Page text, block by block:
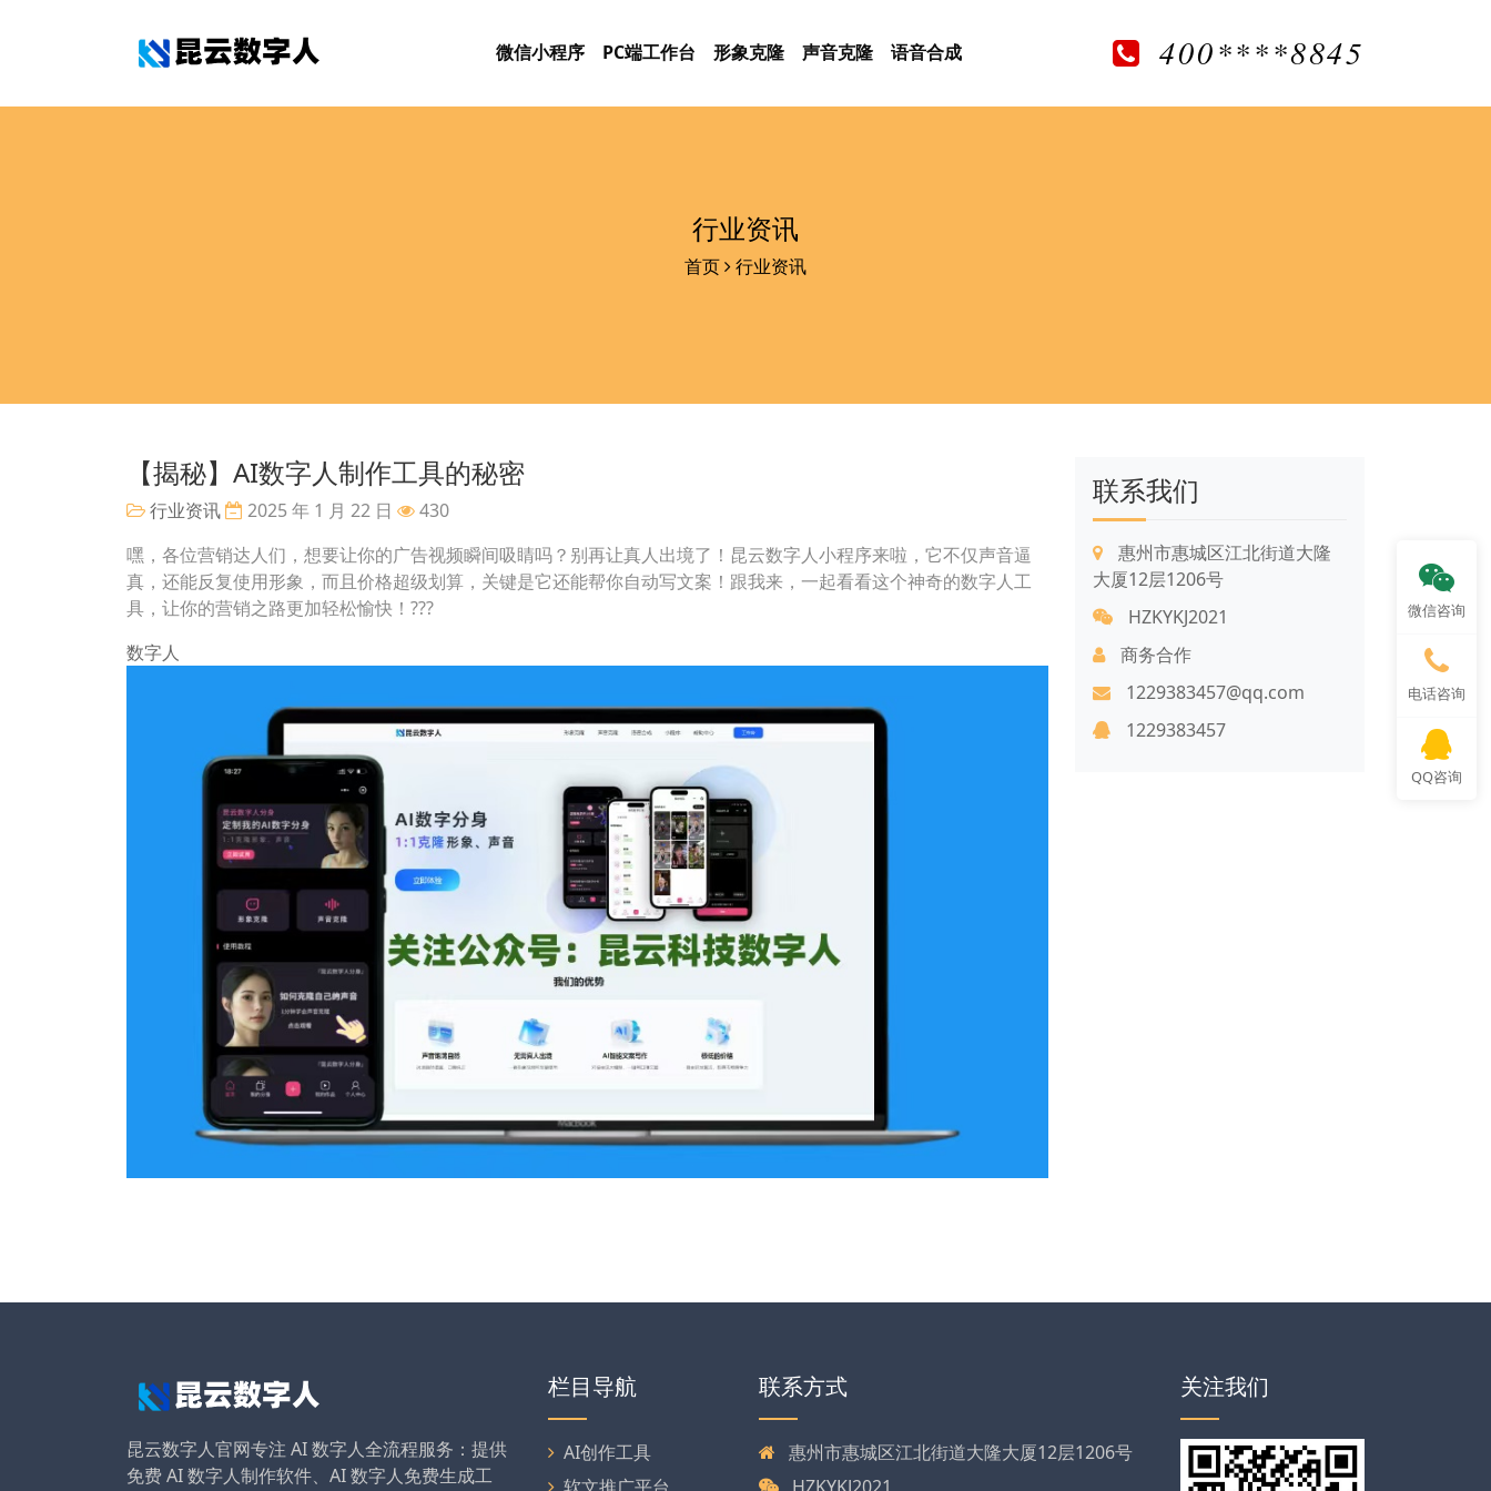
微信小程序 PC端工作台 形象克隆 声音克隆 语音合成 400****8845
行业资讯
首页 行业资讯
【揭秘】AI数字人制作工具的秘密
行业资讯 2025 年 1 月 22 日
430
嘿，各位营销达人们，想要让你的广告视频瞬间吸睛吗？别再让真人出境了！昆云数字人小程序来啦，它不仅声音逼
真，还能反复使用形象，而且价格超级划算，关键是它还能帮你自动写文案！跟我来，一起看看这个神奇的数字人工
具，让你的营销之路更加轻松愉快！???
数字人
联系我们
惠州市惠城区江北街道大隆
大厦12层1206号
HZKYKJ2021
商务合作
1229383457@qq.com
1229383457
昆云数字人官网专注 AI 数字人全流程服务：提供
免费 AI 数字人制作软件、AI 数字人免费生成工
栏目导航
AI创作工具
联系方式
惠州市惠城区江北街道大隆大厦12层1206号
关注我们
微信咨询
电话咨询
QQ咨询